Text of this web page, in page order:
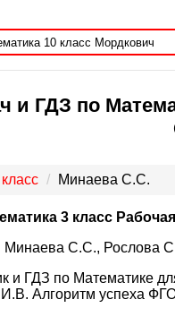
и ГДЗ по
Минаева С.С.
3 класс
Минаева С.С., Рослова
и ГДЗ по Математике
Алгоритм успеха